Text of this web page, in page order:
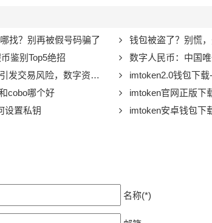
找？别再被假号码骗了
钱包被盗了？别慌，
鉴别Top5绝招
数字人民币：中国唯一法定
风险，数字资产安全警示
imtoken2.0钱包下
cobo哪个好
imtoken官网正版下
设置私钥
imtoken安卓钱包下
名称(*)